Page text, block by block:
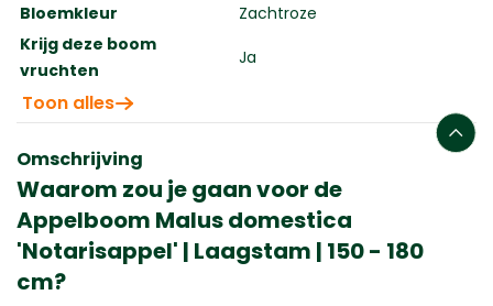
Bloemkleur
Zachtroze
Krijg deze boom
vruchten
Ja
Toon alles
Omschrijving
Waarom zou je gaan voor de
Appelboom Malus domestica
'Notarisappel' | Laagstam | 150 - 180
cm?